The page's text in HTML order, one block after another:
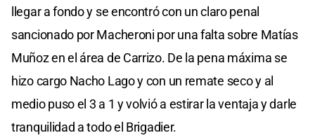
llegar a fondo y se encontró con un claro penal
sancionado por Macheroni por una falta sobre Matías
Muñoz en el área de Carrizo. De la pena máxima se
hizo cargo Nacho Lago y con un remate seco y al
medio puso el 3 a 1 y volvió a estirar la ventaja y darle
tranquilidad a todo el Brigadier.